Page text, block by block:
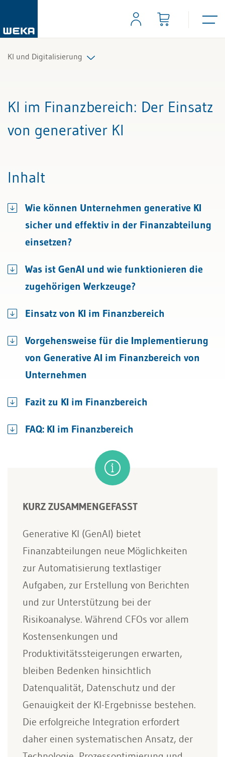
KI und Digitalisierung
KI im Finanzbereich: Der Einsatz
von generativer KI
Inhalt
Wie können Unternehmen generative KI
sicher und effektiv in der Finanzabteilung
einsetzen?
Was ist GenAI und wie funktionieren die
zugehörigen Werkzeuge?
Einsatz von KI im Finanzbereich
Vorgehensweise für die Implementierung
von Generative AI im Finanzbereich von
Unternehmen
Fazit zu KI im Finanzbereich
FAQ: KI im Finanzbereich
KURZ ZUSAMMENGEFASST
Generative KI (GenAI) bietet
Finanzabteilungen neue Möglichkeiten
zur Automatisierung textlastiger
Aufgaben, zur Erstellung von Berichten
und zur Unterstützung bei der
Risikoanalyse. Während CFOs vor allem
Kostensenkungen und
Produktivitätssteigerungen erwarten,
bleiben Bedenken hinsichtlich
Datenqualität, Datenschutz und der
Genauigkeit der KI-Ergebnisse bestehen.
Die erfolgreiche Integration erfordert
daher einen systematischen Ansatz, der